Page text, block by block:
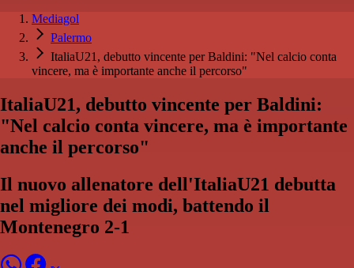
Mediagol
Palermo
ItaliaU21, debutto vincente per Baldini: "Nel calcio conta
vincere, ma è importante anche il percorso"
ItaliaU21, debutto vincente per Baldini:
"Nel calcio conta vincere, ma è importante
anche il percorso"
Il nuovo allenatore dell'ItaliaU21 debutta
nel migliore dei modi, battendo il
Montenegro 2-1